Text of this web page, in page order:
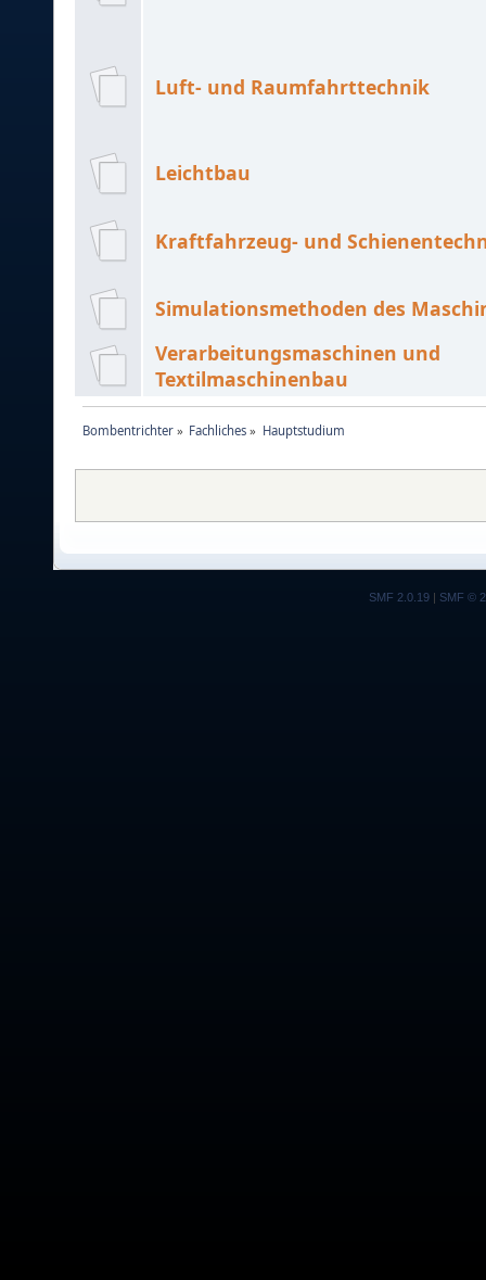
Luft- und Raumfahrttechnik
Leichtbau
Kraftfahrzeug- und
Simulationsmethoden des
Verarbeitungsmaschinen und
Textilmaschinenbau
Bombentrichter» Fachliches » Hauptstudium
SMF 2.0.19 | SMF ©